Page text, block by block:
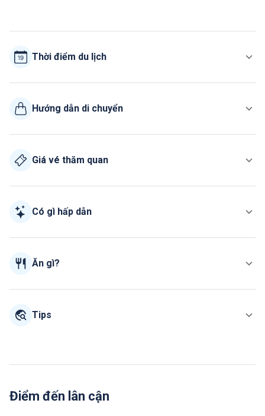
Thời điểm du lịch
Hướng dẫn di chuyển
Giá vé thăm quan
Có gì hấp dẫn
Ăn gì?
Tips
Điểm đến lân cận